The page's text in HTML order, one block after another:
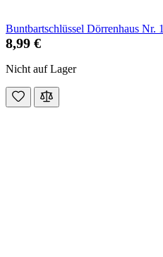
Buntbartschlüssel Dörrenhaus Nr. 1
8,99 €
Nicht auf Lager